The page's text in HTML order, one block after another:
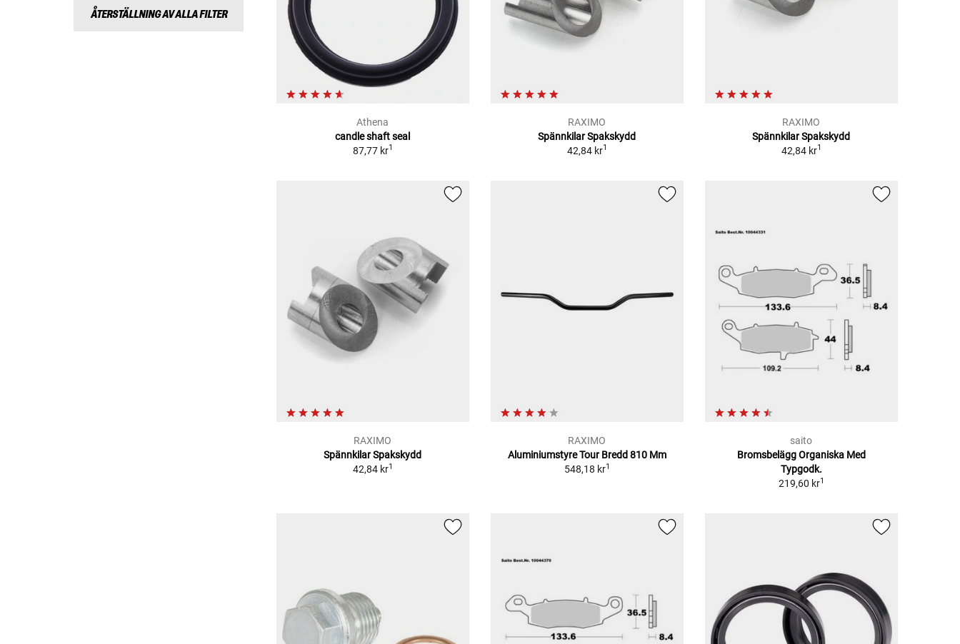
ÅTERSTÄLLNING AV ALLA FILTER
Athena
candle shaft seal
87,77 kr1
RAXIMO
Spännkilar Spakskydd
42,84 kr1
RAXIMO
Spännkilar Spakskydd
42,84 kr1
RAXIMO
Spännkilar Spakskydd
42,84 kr1
RAXIMO
Aluminiumstyre Tour Bredd 810 Mm
548,18 kr1
saito
Bromsbelägg Organiska Med
Typgodk.
219,60 kr1